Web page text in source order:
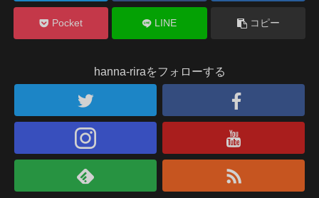
Pocket LINE コピー
hanna-riraをフォローする